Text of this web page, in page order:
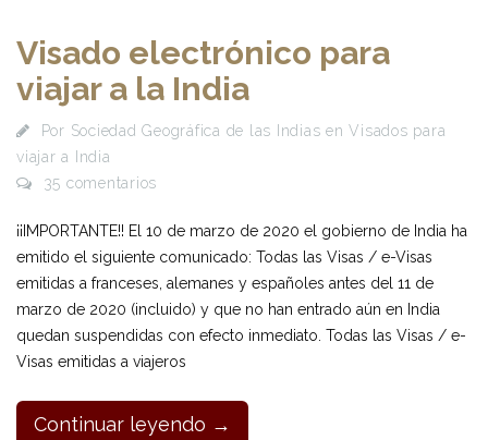
Visado electrónico para
viajar a la India
Por Sociedad Geográfica de las Indias enVisados para
viajar a India
35 comentarios
¡¡IMPORTANTE!! El 10 de marzo de 2020 el gobierno de India ha
emitido el siguiente comunicado: Todas las Visas / e-Visas
emitidas a franceses, alemanes y españoles antes del 11 de
marzo de 2020 (incluido) y que no han entrado aún en India
quedan suspendidas con efecto inmediato. Todas las Visas / e-
Visas emitidas a viajeros
Continuar leyendo →